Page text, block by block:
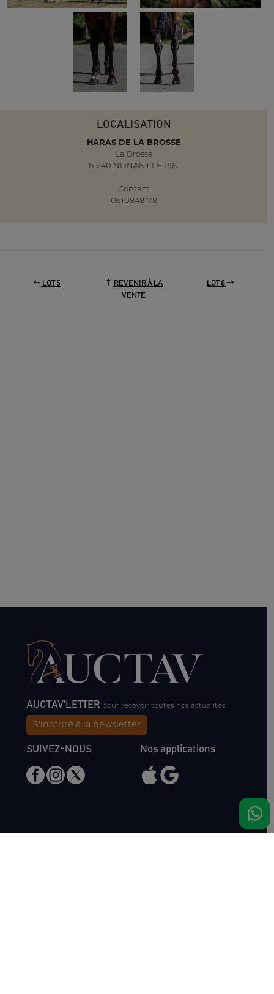
LOCALISATION
HARAS DE LA BROSSE
La Brosse
61240 NONANT LE PIN
Contact
0610848178
LOT 5
REVENIR À LA
VENTE
LOT 8
AUCTAV'LETTER pour recevoir toutes nos actualités
S'inscrire à la newsletter
SUIVEZ-NOUS Nos applications